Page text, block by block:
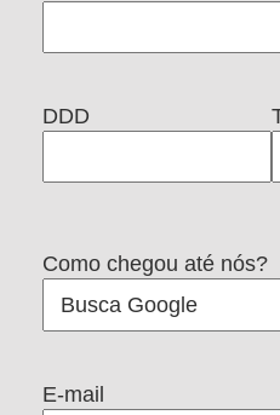
DDD
Como chegou até nós?
E-mail